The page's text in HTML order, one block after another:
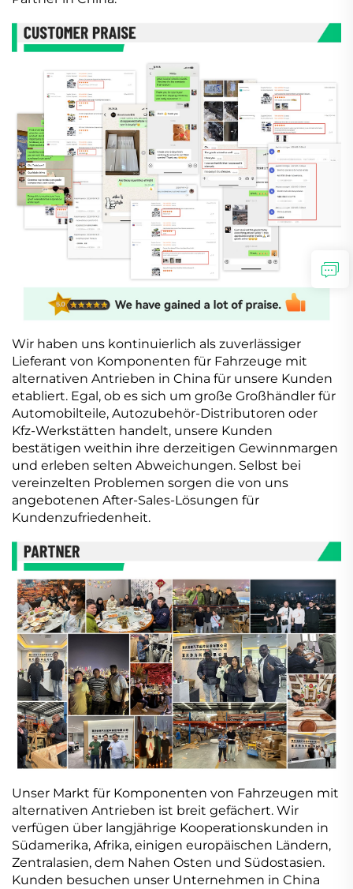
Wir haben uns kontinuierlich als zuverlässiger
Lieferant von Komponenten für Fahrzeuge mit
alternativen Antrieben in China für unsere Kunden
etabliert. Egal, ob es sich um große Großhändler für
Automobilteile, Autozubehör-Distributoren oder
Kfz-Werkstätten handelt, unsere Kunden
bestätigen weithin ihre derzeitigen Gewinnmargen
und erleben selten Abweichungen. Selbst bei
vereinzelten Problemen sorgen die von uns
angebotenen After-Sales-Lösungen für
Kundenzufriedenheit.
Unser Markt für Komponenten von Fahrzeugen mit
alternativen Antrieben ist breit gefächert. Wir
verfügen über langjährige Kooperationskunden in
Südamerika, Afrika, einigen europäischen Ländern,
Zentralasien, dem Nahen Osten und Südostasien.
Kunden besuchen unser Unternehmen in China